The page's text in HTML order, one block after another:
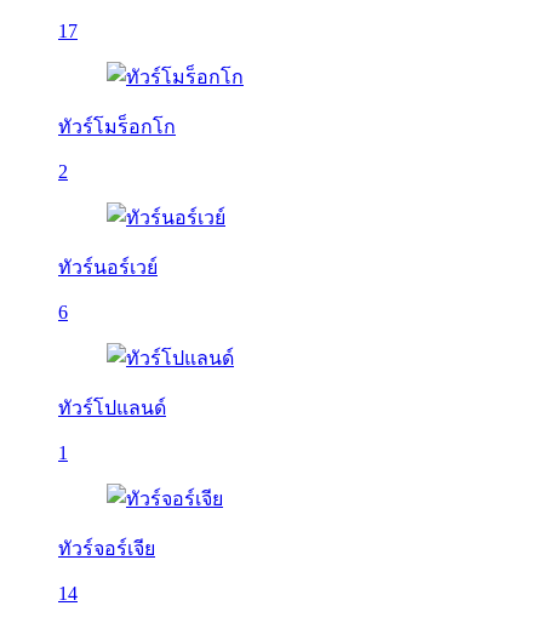
17
ทัวร์โมร็อกโก
2
ทัวร์นอร์เวย์
6
ทัวร์โปแลนด์
1
ทัวร์จอร์เจีย
14